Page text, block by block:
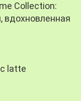
Collection:
вдохновленная
latte